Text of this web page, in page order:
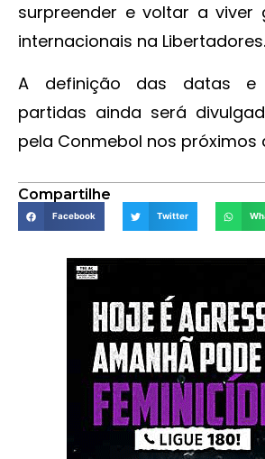
surpreender e voltar a viver
internacionais na Libertadores.
A definição das datas e
partidas ainda será
pela Conmebol nos próximos
Compartilhe
Facebook Twitter